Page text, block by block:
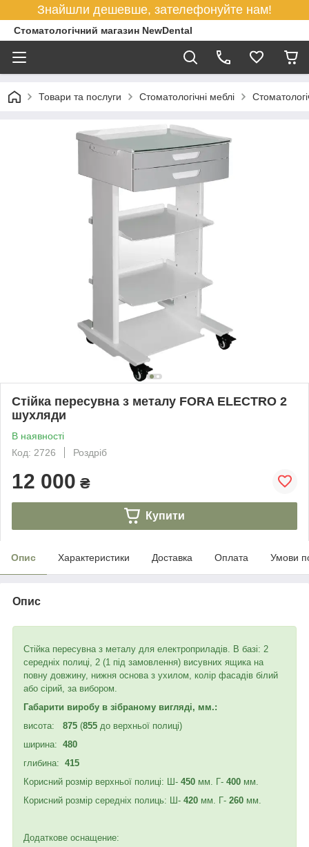
Знайшли дешевше, зателефонуйте нам!
Стоматологічний магазин NewDental
Товари та послуги Стоматологічні меблі
Стійка пересувна з металу FORA ELECTRO 2
шухляди
В наявності
Код: 2726
Роздріб
12 000 ₴
Купити
Опис Характеристики Доставка Оплата Умови
Опис
Стійка пересувна з металу для електроприладів. В базі: 2
середніх полиці, 2 (1 під замовлення) висувних ящика на
повну довжину, нижня основа з ухилом, колір фасадів білий
або сірий, за вибором.
Габарити виробу в зібраному вигляді, мм.:
висота:
875 (855 до верхньої полиці)
ширина: 480
глибина: 415
Корисний розмір верхньої полиці: Ш- 450 мм. Г- 400 мм.
Корисний розмір середніх полиць: Ш- 420 мм. Г- 260 мм.
Додаткове оснащение: